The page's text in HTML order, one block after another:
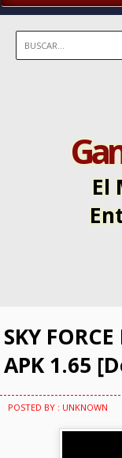
El
SKY
APK 1.65
POSTED BY : UNKNOWN